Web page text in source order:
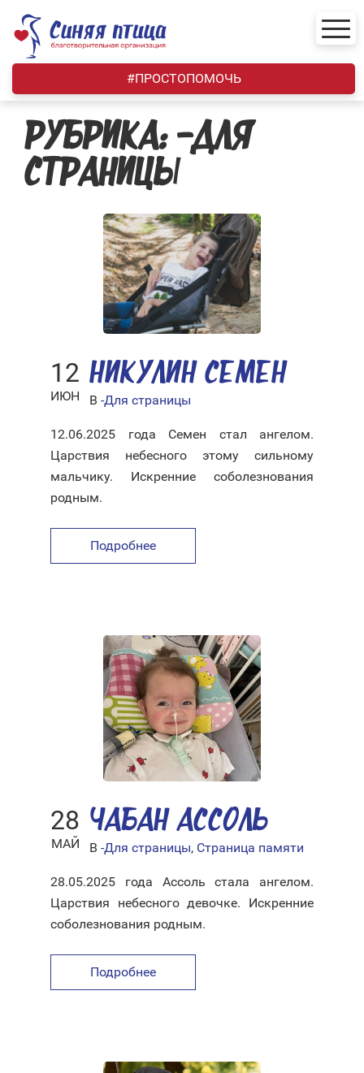
content
#ПРОСТОПОМОЧЬ
РУБРИКА: -ДЛЯ
СТРАНИЦЫ
12
ИЮН
НИКУЛИН СЕМЕН
В -Для страницы
12.06.2025 года Семен стал ангелом.
Царствия небесного этому сильному
мальчику. Искренние соболезнования
родным.
Подробнее
28
МАЙ
ЧАБАН АССОЛЬ
В -Для страницы, Страница памяти
28.05.2025 года Ассоль стала ангелом.
Царствия небесного девочке. Искренние
соболезнования родным.
Подробнее